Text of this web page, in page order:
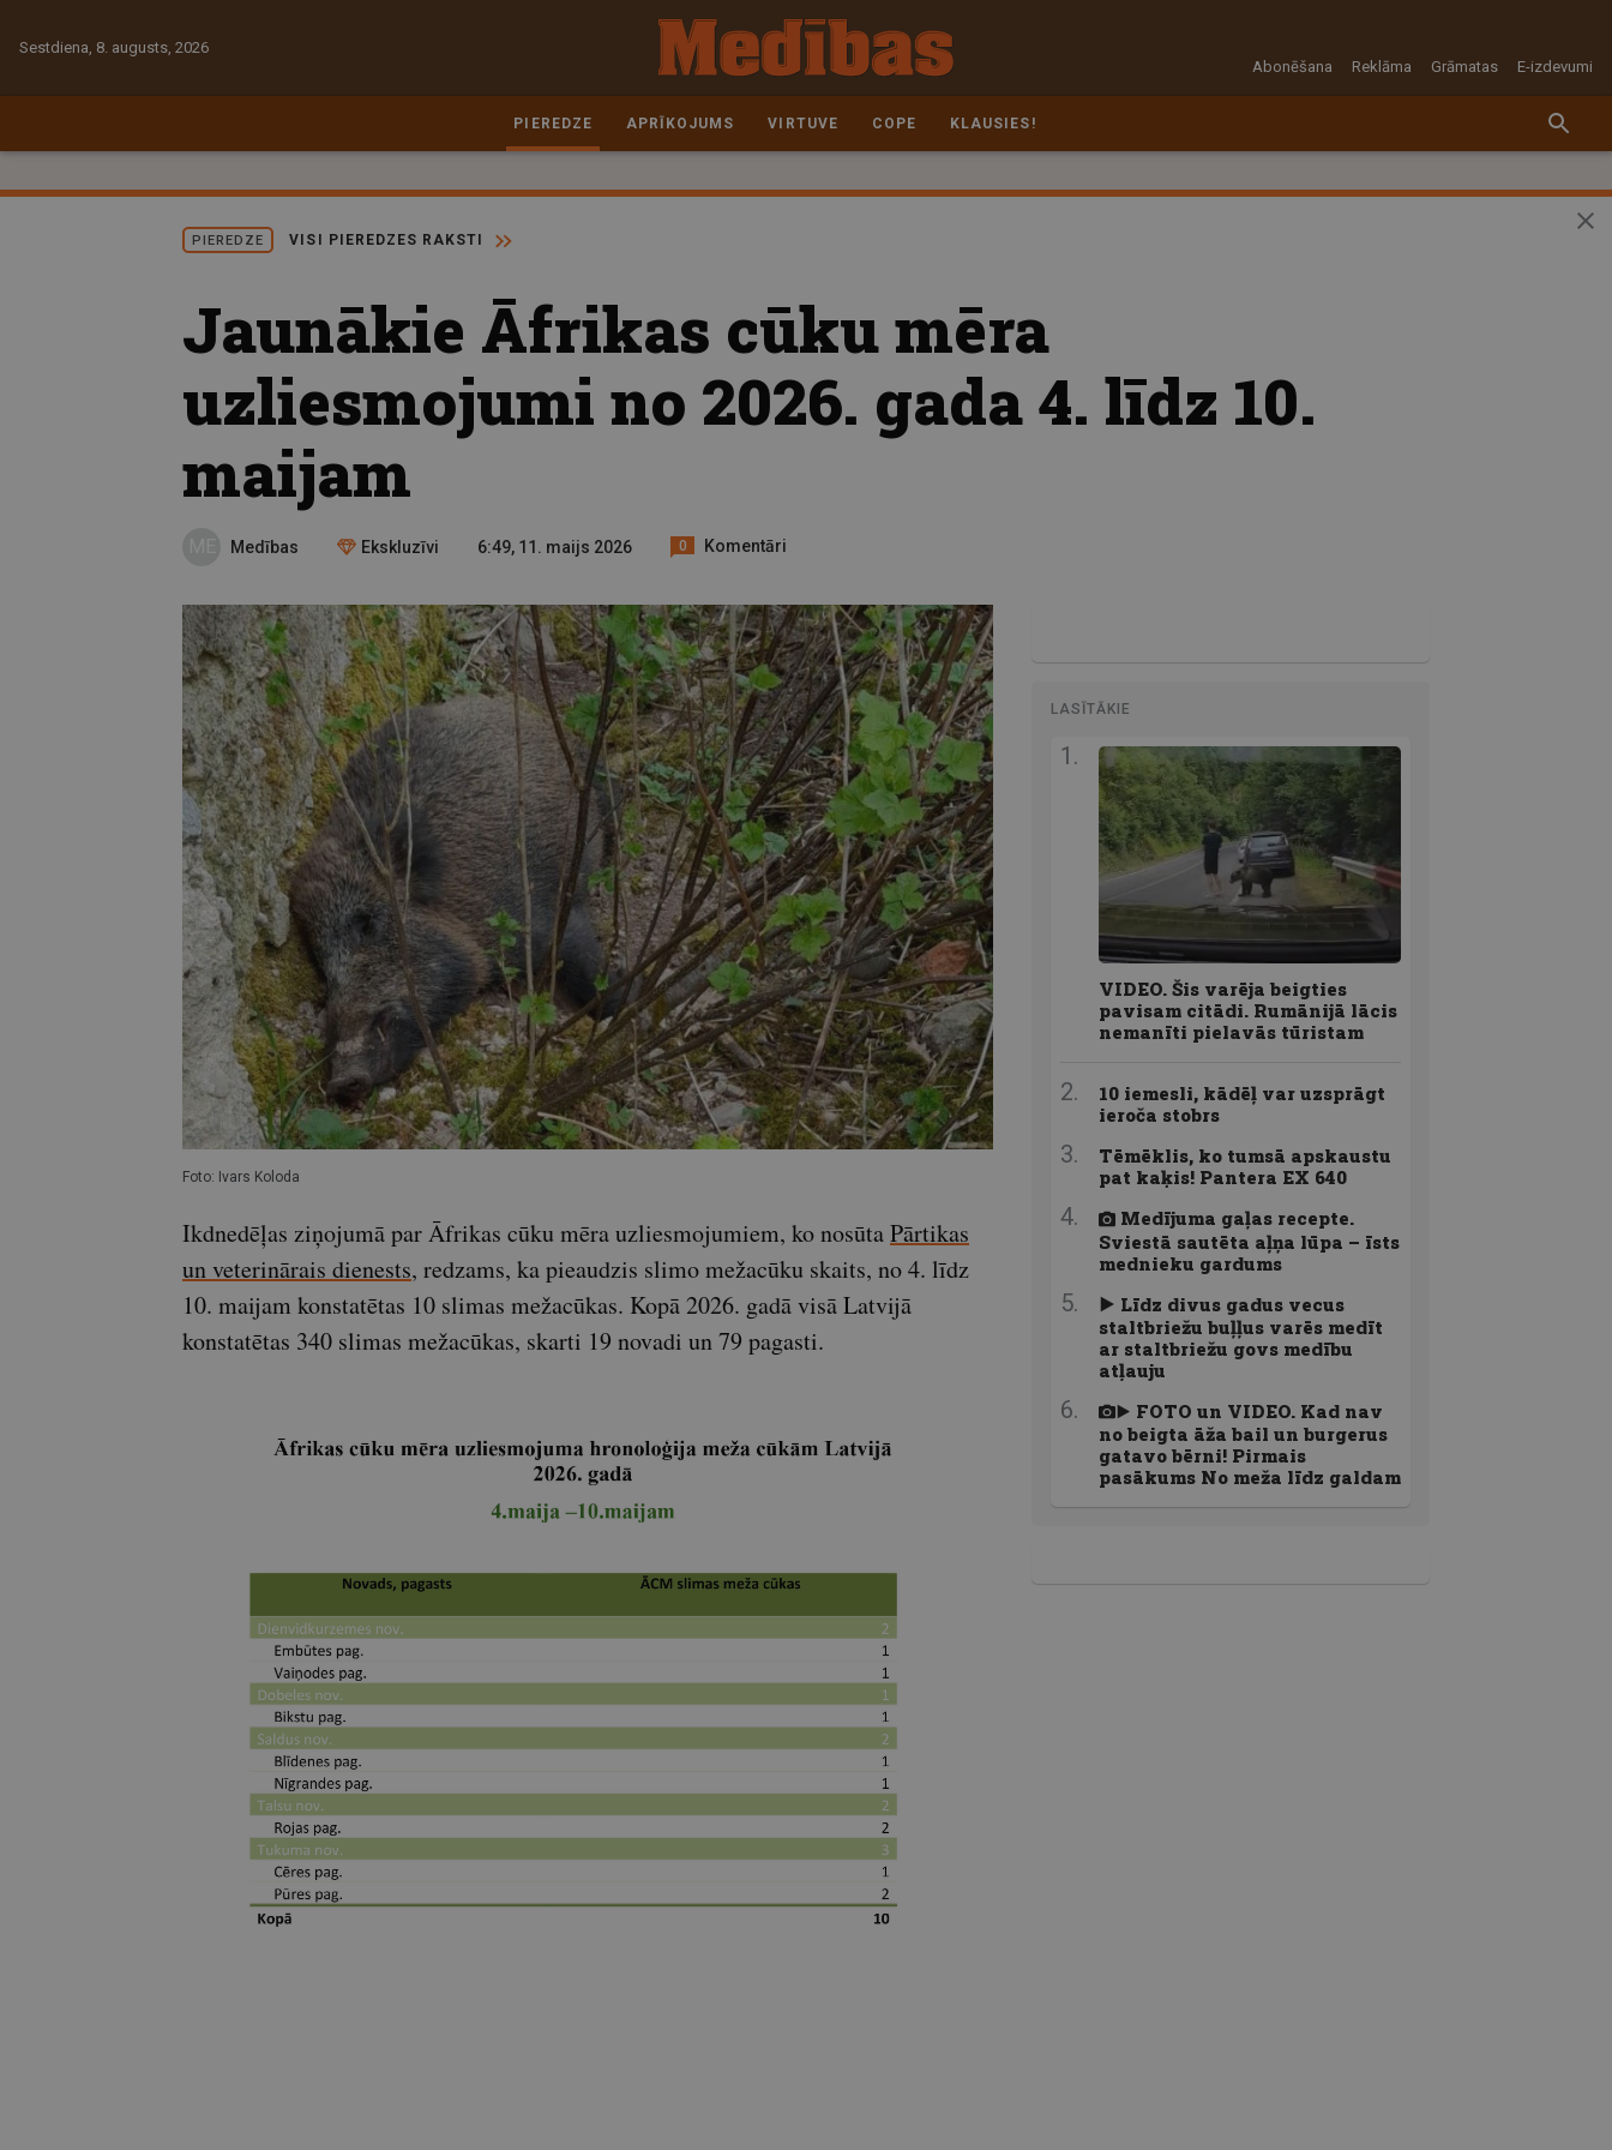
Sestdiena, 8. augusts, 2026
Abonēšana
Reklāma Grāmatas E-izdevumi
PIEREDZE APRĪKOJUMS VIRTUVE COPE KLAUSIES!
PIEREDZE VISI PIEREDZES RAKSTI
Jaunākie Āfrikas cūku mēra
uzliesmojumi no 2026. gada 4. līdz 10.
maijam
Medības Ekskluzīvi 6:49, 11. maijs 2026 0 Komentāri
Foto: Ivars Koloda
Ikdnedēļas ziņojumā par Āfrikas cūku mēra uzliesmojumiem, ko nosūtaPārtikas
un veterinārais dienests, redzams, ka pieaudzis slimo mežacūku skaits, no 4. līdz
10. maijam konstatētas 10 slimas mežacūkas. Kopā 2026. gadā visā Latvijā
konstatētas 340 slimas mežacūkas, skarti 19 novadi un 79 pagasti.
LASĪTĀKIE
VIDEO. Šis varēja beigties
pavisam citādi. Rumānijā lācis
nemanīti pielavās tūristam
10 iemesli, kādēļ var uzsprāgt
ieroča stobrs
Tēmēklis, ko tumsā apskaustu
pat kaķis! Pantera EX 640
Medījuma gaļas recepte.
Sviestā sautēta aļņa lūpa – īsts
mednieku gardums
Līdz divus gadus vecus
staltbriežu buļļus varēs medīt
ar staltbriežu govs medību
atļauju
FOTO un VIDEO. Kad nav
no beigta āža bail un burgerus
gatavo bērni! Pirmais
pasākums No meža līdz galdam